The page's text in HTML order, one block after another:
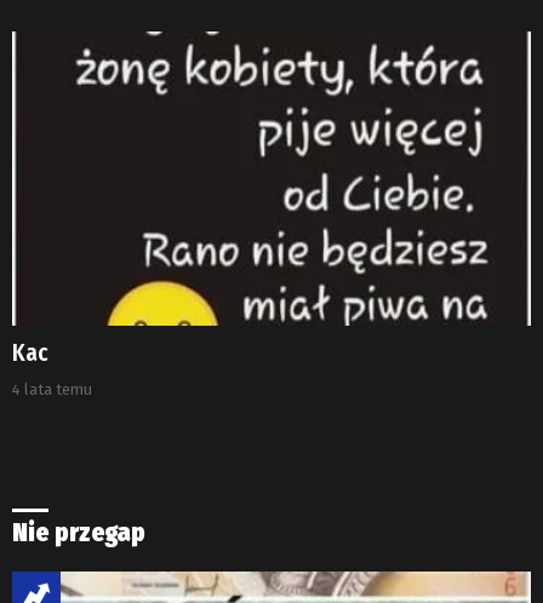
Kac
4 lata temu
Nie przegap